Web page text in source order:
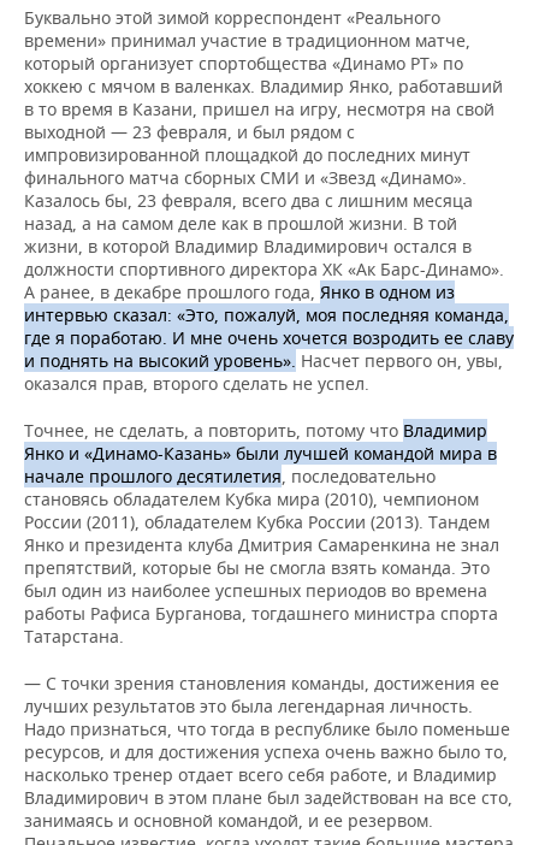
ВОЛЕЙБОЛ
КИБЕРСПОРТ
ФИГУРНОЕ КАТАНИЕ
ВОДНЫЕ ВИДЫ СПОРТА
ХОККЕЙ С МЯЧОМ
ИСТОРИЯ
КУЛЬТУРА
МЕДИЦИНА
ОБРАЗОВАНИЕ
ПРОИСШЕСТВИЯ
СПИСОК ПЕРСОН
СПИСОК КОМПАНИЙ
ПОЛНАЯ ВЕРСИЯ
Буквально этой зимой корреспондент «Реального
времени» принимал участие в традиционном матче,
который организует спортобщества «Динамо РТ» по
хоккею с мячом в валенках. Владимир Янко, работавший
в то время в Казани, пришел на игру, несмотря на свой
выходной — 23 февраля, и был рядом с
импровизированной площадкой до последних минут
финального матча сборных СМИ и «Звезд «Динамо».
Казалось бы, 23 февраля, всего два с лишним месяца
назад, а на самом деле как в прошлой жизни. В той
жизни, в которой Владимир Владимирович остался в
должности спортивного директора ХК «Ак Барс-Динамо».
А ранее, в декабре прошлого года, Янко в одном из
интервью сказал: «Это, пожалуй, моя последняя команда,
где я поработаю. И мне очень хочется возродить ее славу
и поднять на высокий уровень». Насчет первого он, увы,
оказался прав, второго сделать не успел.
Точнее, не сделать, а повторить, потому что Владимир
Янко и «Динамо-Казань» были лучшей командой мира в
начале прошлого десятилетия, последовательно
становясь обладателем Кубка мира (2010), чемпионом
России (2011), обладателем Кубка России (2013). Тандем
Янко и президента клуба Дмитрия Самаренкина не знал
препятствий, которые бы не смогла взять команда. Это
был один из наиболее успешных периодов во времена
работы Рафиса Бурганова, тогдашнего министра спорта
Татарстана.
— С точки зрения становления команды, достижения ее
лучших результатов это была легендарная личность.
Надо признаться, что тогда в республике было поменьше
ресурсов, и для достижения успеха очень важно было то,
насколько тренер отдает всего себя работе, и Владимир
Владимирович в этом плане был задействован на все сто,
занимаясь и основной командой, и ее резервом.